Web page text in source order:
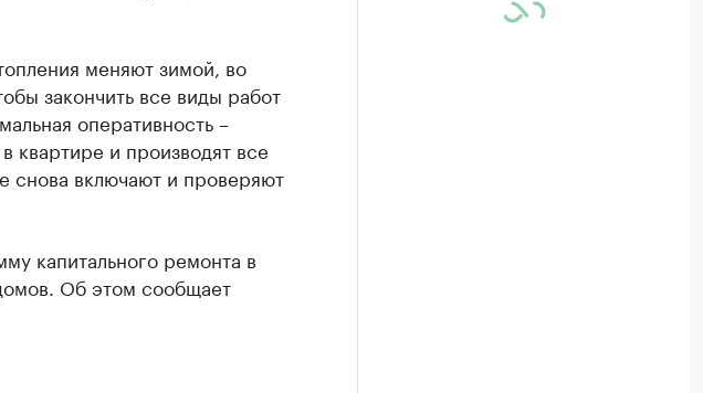
меняют зимой, во
закончить все виды работ
оперативность –
квартире и производят все
снова включают и проверяют
капитального ремонта в
Об этом сообщает